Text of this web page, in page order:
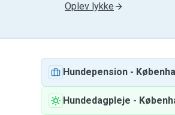
Oplev lykke
Hundepension -
Hundedagpleje -